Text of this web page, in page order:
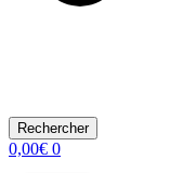
Rechercher
0,00€ 0